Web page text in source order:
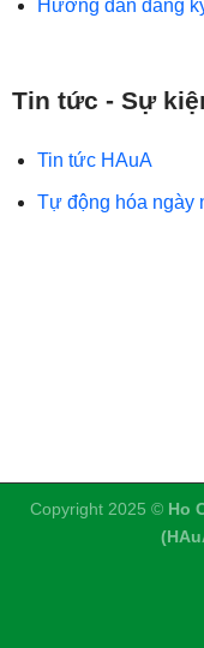
Hướng dẫn đăng
Tin tức - Sự
Tin tức HAuA
Tự động hóa ngày
Copyright 2025 © Ho